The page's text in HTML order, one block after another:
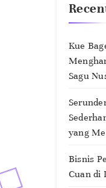
Kue
Sagu
yang
Bisnis
Cuan di